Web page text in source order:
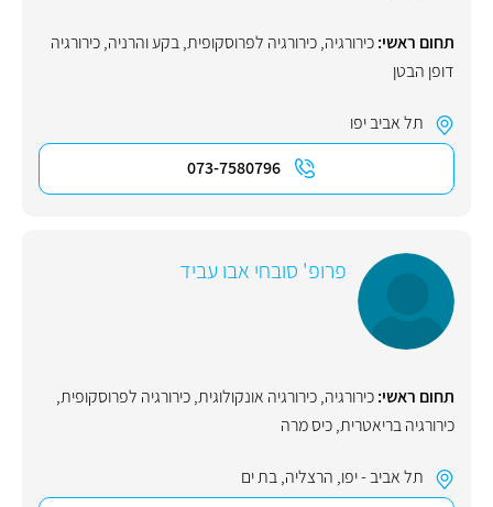
תחום ראשי:כירורגיה,כירורגיה לפרוסקופית,בקע והרניה,כירורגיה
דופן הבטן
תל אביב יפו
073-7580796
פרופ' סובחי אבו עביד
תחום ראשי:כירורגיה,כירורגיה אונקולוגית,כירורגיה לפרוסקופית,
כירורגיה בריאטרית,כיס מרה
תל אביב - יפו, הרצליה,בת ים